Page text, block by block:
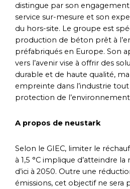
distingue par son
service sur-mesure et son
du hors-site. Le groupe est
production de béton prêt à
préfabriqués en Europe. Son
vers l’avenir vise à offrir des
durable et de haute qualité,
empreinte dans l’industrie
protection de
A propos de neustark
Selon le GIEC, limiter le
à 1,5 °C implique d’atteindre
d’ici à 2050. Outre une
émissions, cet objectif ne sera